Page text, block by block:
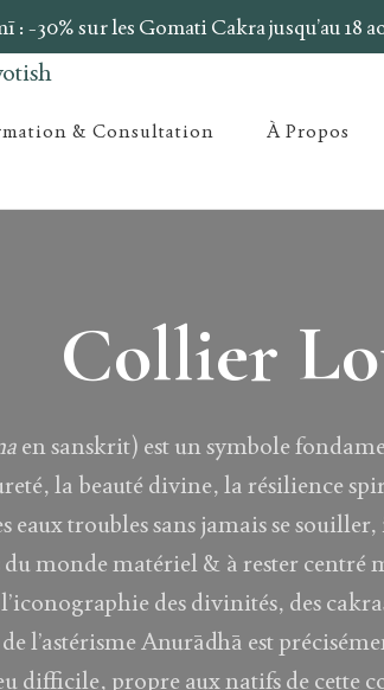
: -30% sur les Gomati Cakra jusqu’au 18
& Consultation À Propos
Collier
en sanskrit) est un symbole
la beauté divine, la résilience
eaux troubles sans jamais se
du monde matériel & à rester
des divinités, des
de l’astérisme Anurādhā est
difficile, propre aux natifs de cette